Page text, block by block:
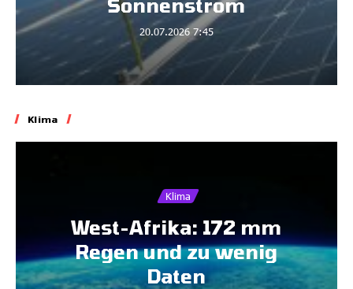
Sonnenstrom
20.07.2026 7:45
Klima
Klima
West-Afrika: 172 mm
Regen und zu wenig
Daten